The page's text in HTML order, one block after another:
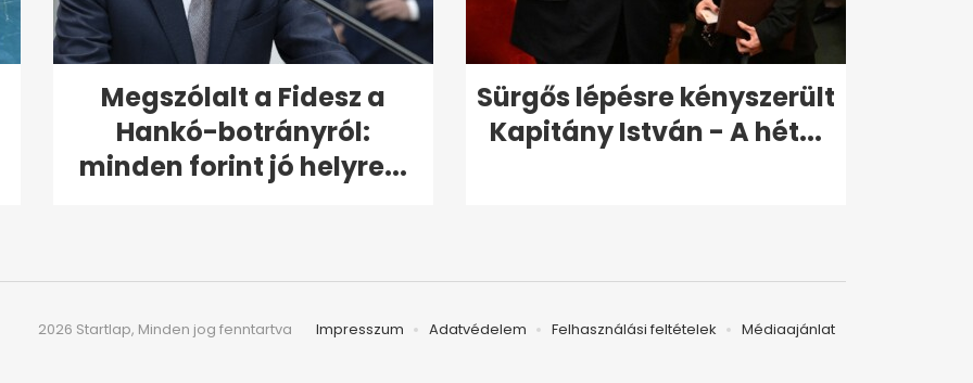
Megszólalt a Fidesz a
Hankó-botrányról:
minden forint jó helyre...
Sürgős lépésre kényszerült
Kapitány István - A hét...
Impresszum Adatvédelem Felhasználási feltételek Médiaajánlat
2026 Startlap, Minden jog fenntartva